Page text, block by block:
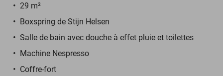
29 m²
Boxspring de Stijn Helsen
Salle de bain avec douche à effet pluie et toilettes
Machine Nespresso
Coffre-fort